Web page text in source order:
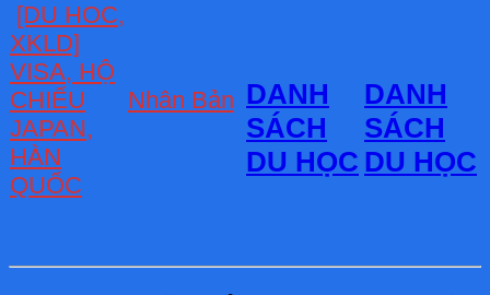
[DU HOC,
XKLD]
VISA, HỘ
CHIẾU
JAPAN,
HÀN
QUỐC
Nhân Bản DANH
SÁCH
DU HỌC
DANH
SÁCH
DU HỌC